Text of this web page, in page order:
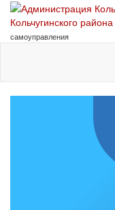
Кольчугинского района
самоуправления